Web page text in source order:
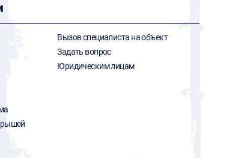
Вызов специалиста на объект
Задать вопрос
Юридическим лицам